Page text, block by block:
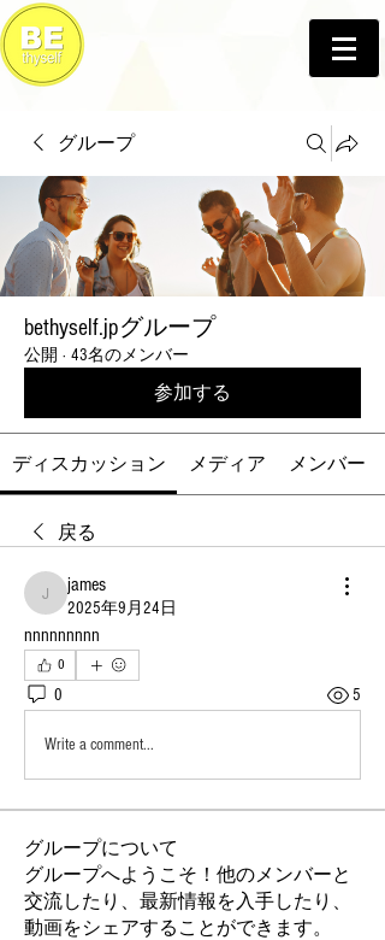
グループ
bethyself.jpグループ
公開 · 43名のメンバー
参加する
ディスカッション メディア メンバー
戻る
james
james
2025年9月24日
nnnnnnnnn
0
0 5
Write a comment...
グループについて
グループへようこそ！他のメンバーと
交流したり、最新情報を入手したり、
動画をシェアすることができます。